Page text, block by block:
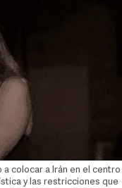
a colocar a Irán en el centro
y las restricciones que